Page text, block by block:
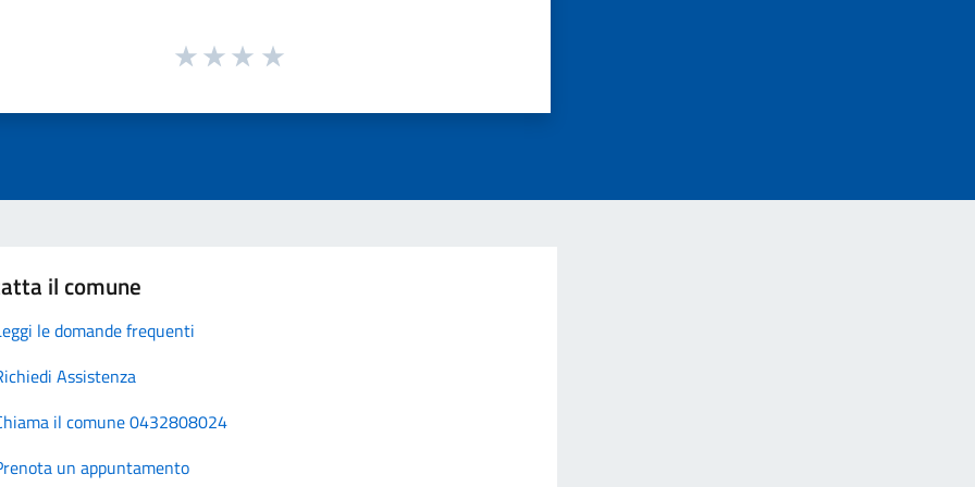
il comune
le domande frequenti
Assistenza
il comune 0432808024
un appuntamento